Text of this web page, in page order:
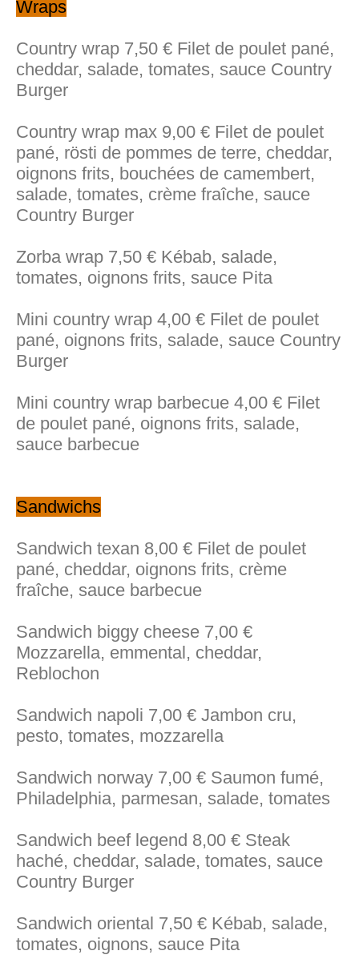
Wraps
Country wrap 7,50 € Filet de poulet pané,
cheddar, salade, tomates, sauce Country
Burger
Country wrap max 9,00 € Filet de poulet
pané, rösti de pommes de terre, cheddar,
oignons frits, bouchées de camembert,
salade, tomates, crème fraîche, sauce
Country Burger
Zorba wrap 7,50 € Kébab, salade,
tomates, oignons frits, sauce Pita
Mini country wrap 4,00 € Filet de poulet
pané, oignons frits, salade, sauce Country
Burger
Mini country wrap barbecue 4,00 € Filet
de poulet pané, oignons frits, salade,
sauce barbecue
Sandwichs
Sandwich texan 8,00 € Filet de poulet
pané, cheddar, oignons frits, crème
fraîche, sauce barbecue
Sandwich biggy cheese 7,00 €
Mozzarella, emmental, cheddar,
Reblochon
Sandwich napoli 7,00 € Jambon cru,
pesto, tomates, mozzarella
Sandwich norway 7,00 € Saumon fumé,
Philadelphia, parmesan, salade, tomates
Sandwich beef legend 8,00 € Steak
haché, cheddar, salade, tomates, sauce
Country Burger
Sandwich oriental 7,50 € Kébab, salade,
tomates, oignons, sauce Pita